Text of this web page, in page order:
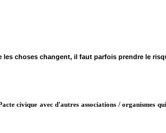
les choses changent, il faut parfois prendre le
civique avec d'autres associations / organismes